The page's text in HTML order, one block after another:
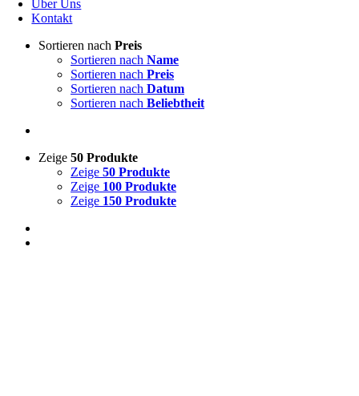
Über Uns
Kontakt
Sortieren nach Preis
Sortieren nach Name
Sortieren nach Preis
Sortieren nach Datum
Sortieren nach Beliebtheit
Zeige 50 Produkte
Zeige 50 Produkte
Zeige 100 Produkte
Zeige 150 Produkte